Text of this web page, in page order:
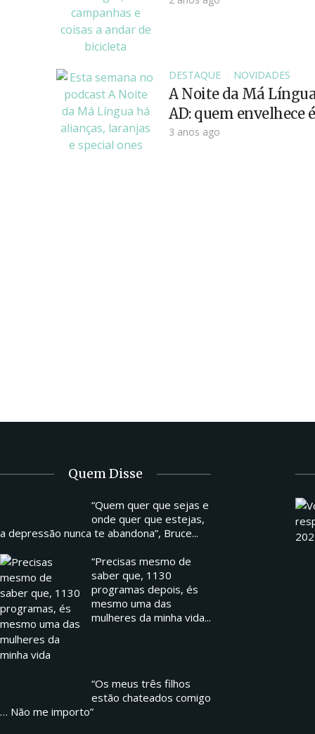
DESTAQUE NOVIDADES
A Noite da Má
AD: quem envelhece
3 anos ago
Quem Disse
“Quem quer que sejas e
onde quer que estejas,
a depressão nunca te abandona”, Bruce...
“Precisas mesmo de
saber que, 1130
programas depois, és
mesmo uma das
mulheres da minha vida...
“Os meus três filhos
estão chateados comigo
… Não me importo”